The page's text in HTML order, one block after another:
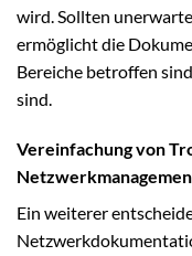
wird. Sollten
ermöglicht die
Bereiche betroffen
sind.
Vereinfachung von
Ein weiterer